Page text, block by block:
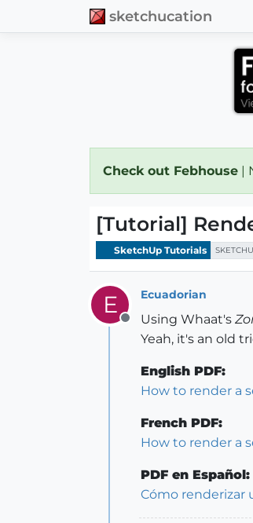
sketchucation
Check out Febhouse |
[Tutorial]
SketchUp Tutorials
E
Offline
Ecuadorian
Using Whaat's
Yeah, it's an old
English PDF:
How to render a
French PDF:
How to render a
PDF en Español:
Cómo renderizar